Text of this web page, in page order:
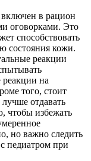
в рацион
оговорками. Это
способствовать
состояния кожи.
реакции
реакции на
того, стоит
отдавать
чтобы избежать
но важно следить
педиатром при